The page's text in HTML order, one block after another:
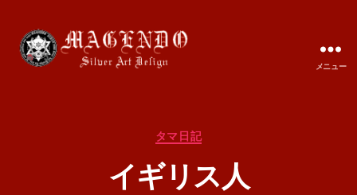
メニュー
カ
ゴ
リ
タマ日記
イギリス人
成
者